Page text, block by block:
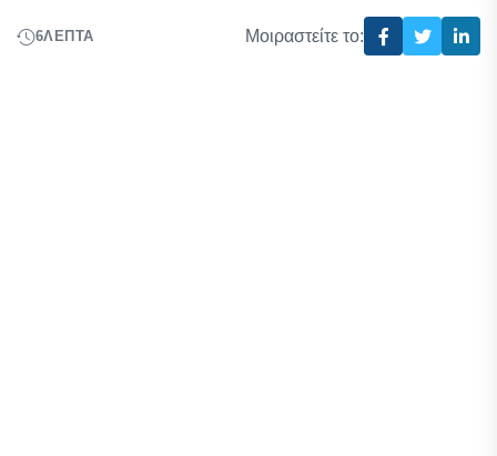
6ΛΕΠΤΆ Μοιραστείτε το: